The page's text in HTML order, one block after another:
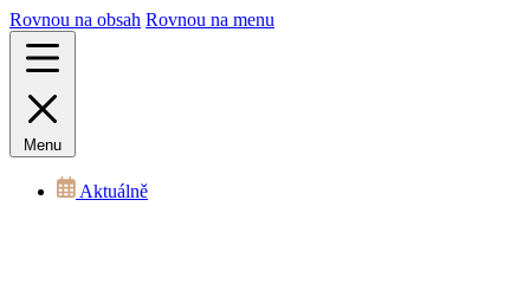
Rovnou na obsah Rovnou na menu
Menu
Aktuálně